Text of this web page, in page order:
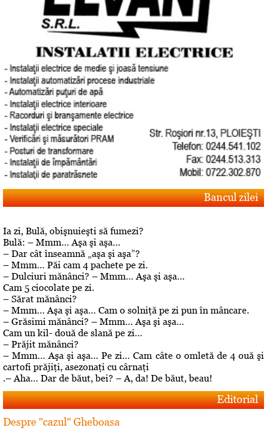
Bancul zilei
Ia zi, Bulă, obişnuieşti să fumezi?
Bulă: – Mmm… Aşa şi aşa…
– Dar cât înseamnă „aşa şi aşa”?
– Mmm… Păi cam 4 pachete pe zi.
– Dulciuri mănânci? – Mmm… Aşa şi aşa…
Cam 5 ciocolate pe zi.
– Sărat mănânci?
– Mmm… Aşa şi aşa… Cam o solniţă pe zi pun în mâncare.
– Grăsimi mănânci? – Mmm… Aşa şi aşa…
Cam un kil- două de slană pe zi…
– Prăjit mănânci?
– Mmm… Aşa şi aşa… Pe zi… Cam câte o omletă de 4 ouă şi
cartofi prăjiţi, asezonaţi cu cârnaţi
.– Aha… Dar de băut, bei? – A, da! De băut, beau!
Editorial
Despre "cazul" Gheboasa